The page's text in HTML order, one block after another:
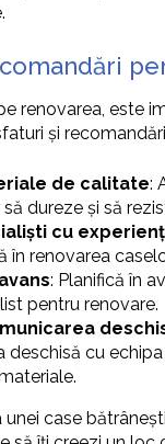
renovarea, este
și
de calitate:
dureze și să
cu
în renovarea
: Planifică în
pentru renovare.
deschisă cu
unei case